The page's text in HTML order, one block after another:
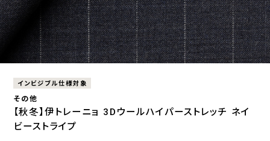
インビジブル仕様対象
その他
【秋冬】伊トレーニョ 3Dウールハイパーストレッチ ネイ
ビーストライプ